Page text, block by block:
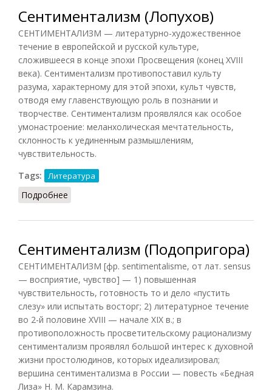
Сентиментализм (Лопухов)
СЕНТИМЕНТАЛИЗМ — литературно-художественное
течение в европейской и русской культуре,
сложившееся в конце эпохи Просвещения (конец XVIII
века). Сентиментализм противопоставил культу
разума, характерному для этой эпохи, культ чувств,
отводя ему главенствующую роль в познании и
творчестве. Сентиментализм проявлялся как особое
умонастроение: меланхолическая мечтательность,
склонность к уединенным размышлениям,
чувствительность.
Tags:
Литература
Подробнее
Сентиментализм (Подопригора)
СЕНТИМЕНТАЛИЗМ [фр. sentimentalisme, от лат. sensus
— восприятие, чувство] — 1) повышенная
чувствительность, готовность то и дело «пустить
слезу» или испытать восторг; 2) литературное течение
во 2-й половине XVIII — начале XIX в.; в
противоположность просветительскому рационализму
сентиментализм проявлял большой интерес к духовной
жизни простолюдинов, которых идеализировал;
вершина сентиментализма в России — повесть «Бедная
Лиза» Н. М. Карамзина.